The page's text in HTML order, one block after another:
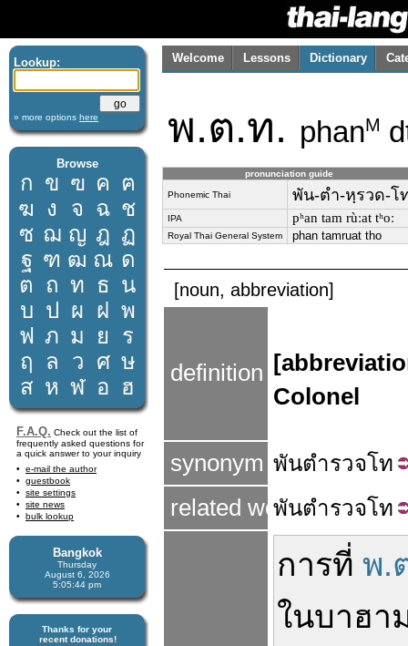
Lookup:
» more options here
Browse
ก ข ฃ ค ฅ
ฆ ง จ ฉ ช
ซ ฌ ญ ฎ ฏ
ฐ ฑ ฒ ณ ด
ต ถ ท ธ น
บ ป ผ ฝ พ
ฟ ภ ม ย
ร
ฤ
ล ว ศ ษ
ส ห ฬ อ ฮ
F.A.Q. Check out the list of
frequently asked questions for
a quick answer to your inquiry
e-mail the author
guestbook
site settings
site news
bulk lookup
Bangkok
Thursday
August 6, 2026
5:05:45 pm
Thanks for your
recent donations!
Welcome Lessons Dictionary
พ.ต.ท. phanM
pronunciation guide
Phonemic Thai พัน-ตำ-หฺรวด-โ
IPA pʰan tam rùːat tʰoː
Royal Thai General System phan tamruat tho
[noun, abbreviation]
definition
Colonel
synonym พันตำรวจโท
related word
พันตำรวจโท
การที่ พ.
ในบาฮา